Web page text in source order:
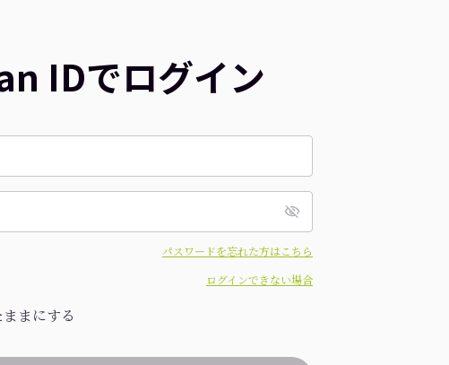
IDでログイン
パスワードを忘れた方はこちら
ログインできない場合
まにする